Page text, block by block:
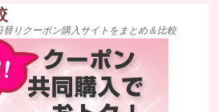
りクーポン購入サイトをまとめ＆比較